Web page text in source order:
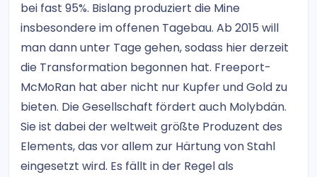
bei fast 95%. Bislang produziert die Mine
insbesondere im offenen Tagebau. Ab 2015 will
man dann unter Tage gehen, sodass hier derzeit
die Transformation begonnen hat. Freeport-
McMoRan hat aber nicht nur Kupfer und Gold zu
bieten. Die Gesellschaft fördert auch Molybdän.
Sie ist dabei der weltweit größte Produzent des
Elements, das vor allem zur Härtung von Stahl
eingesetzt wird. Es fällt in der Regel als